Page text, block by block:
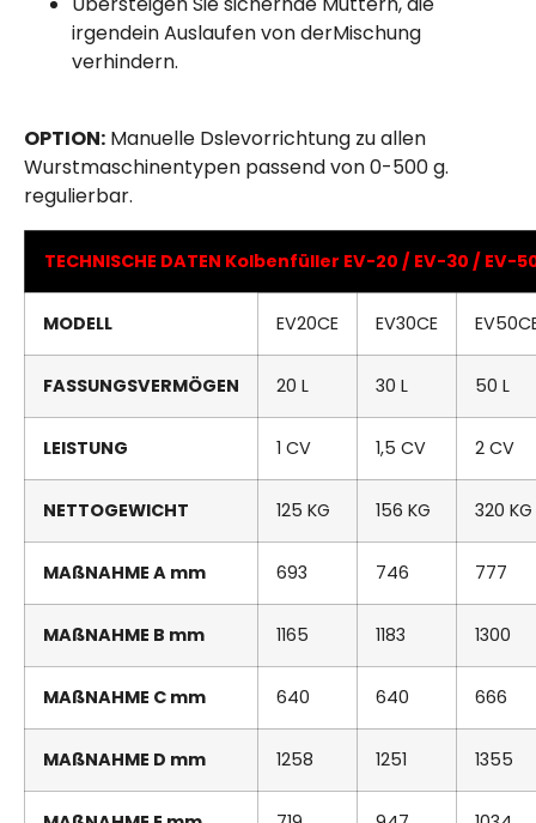
irgendein Auslaufen von derMischung
verhindern.
OPTION: Manuelle Dslevorrichtung zu allen
Wurstmaschinentypen passend von 0-500 g.
regulierbar.
TECHNISCHE DATEN Kolbenfüller EV-20 / EV-30 / EV-
MODELL EV20CE EV30CE
FASSUNGSVERMÖGEN 20 L 30 L 50 L
LEISTUNG 1 CV 1,5 CV 2 CV
NETTOGEWICHT 125 KG 156 KG 320 KG
MAßNAHME A mm 693 746 777
MAßNAHME B mm 1165 1183 1300
MAßNAHME C mm 640 640 666
MAßNAHME D mm 1258 1251 1355